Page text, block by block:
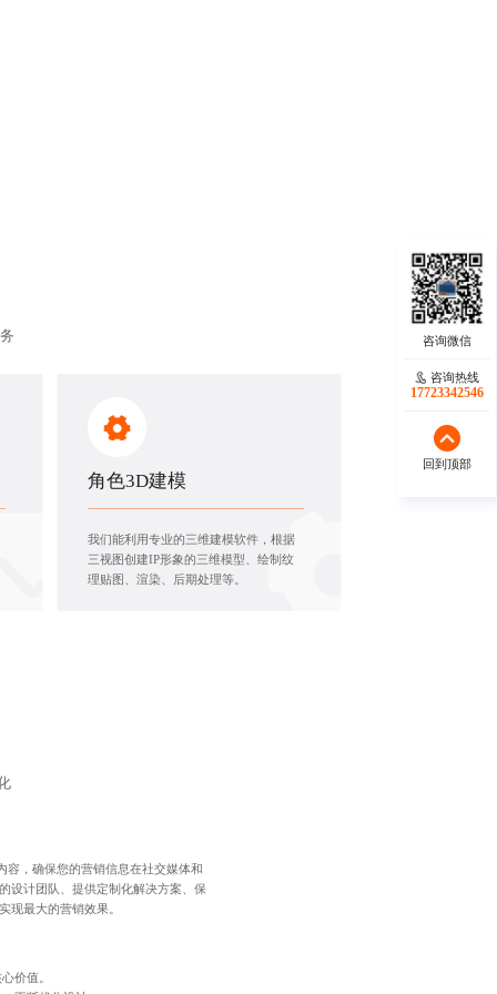
角色3D建模
我们能利用专业的三维建模软件，根据
三视图创建IP形象的三维模型、绘制纹
理贴图、渲染、后期处理等。
容，确保您的营销信息在社交媒体和
设计团队、提供定制化解决方案、保
现最大的营销效果。
价值。
咨询热线
18140119082
回到顶部
咨询热线
17723342546
回到顶部